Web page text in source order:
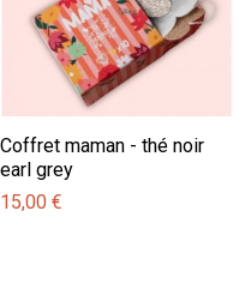
Coffret maman - thé noir
earl grey
15,00 €